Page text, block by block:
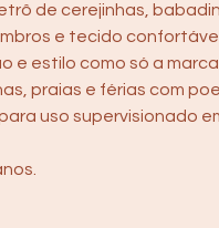
de cerejinhas,
e tecido
e estilo como só a
praias e férias com
uso supervisionado